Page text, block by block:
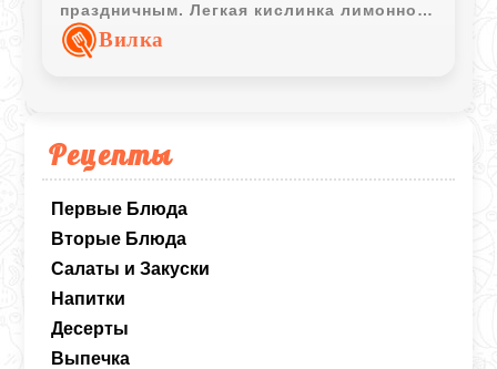
Рецепты
Первые Блюда
Вторые Блюда
Салаты и Закуски
Напитки
Десерты
Выпечка
праздничным. Легкая кислинка лимонного
сока хорошо подчеркивает сладость
моркови и чернослива.
Вилка